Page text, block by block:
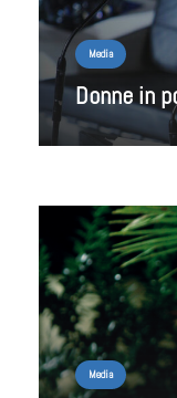
Media
Donne in
Media